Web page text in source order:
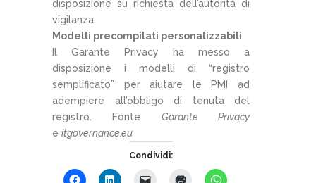
disposizione su richiesta dell’autorità di
vigilanza.
Modelli precompilati personalizzabili
Il Garante Privacy ha messo a
disposizione i modelli di “registro
semplificato” per aiutare le PMI ad
adempiere all’obbligo di tenuta del
registro. Fonte Garante Privacy
e itgovernance.eu
Condividi: